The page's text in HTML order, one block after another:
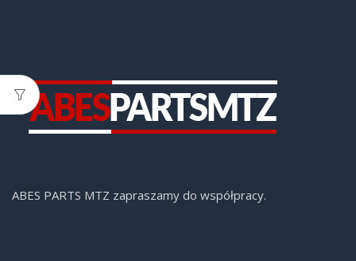
ABES PARTS MTZ zapraszamy do współpracy.